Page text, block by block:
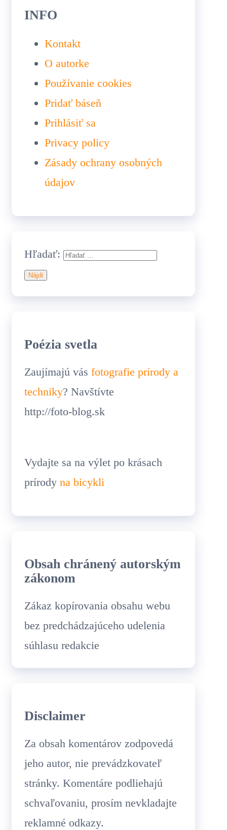
INFO
Kontakt
O autorke
Používanie cookies
Pridať báseň
Prihlásiť sa
Privacy policy
Zásady ochrany osobných
údajov
Hľadať:
Poézia svetla
Zaujímajú vás fotografie prírody a
techniky? Navštívte
http://foto-blog.sk
Vydajte sa na výlet po krásach
prírody na bicykli
Obsah chránený autorským
zákonom
Zákaz kopírovania obsahu webu
bez predchádzajúceho udelenia
súhlasu redakcie
Disclaimer
Za obsah komentárov zodpovedá
jeho autor, nie prevádzkovateľ
stránky. Komentáre podliehajú
schvaľovaniu, prosím nevkladajte
reklamné odkazy.